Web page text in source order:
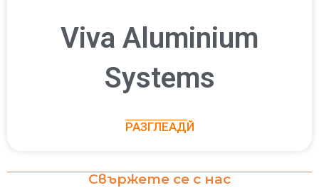
Viva Aluminium
Systems
РАЗГЛЕАДЙ
Свържете се с нас